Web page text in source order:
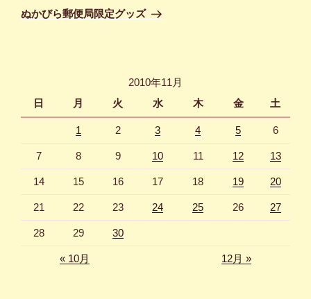
ゲ
の
ぬかびら郵便局限定グッズ
2010年11月
日
月 火 水 木 金 土
1 2 3 4 5 6
7 8 9 10 11 12 13
14 15 16 17 18 19 20
21 22 23 24 25 26 27
28 29 30
« 10月 12月 »